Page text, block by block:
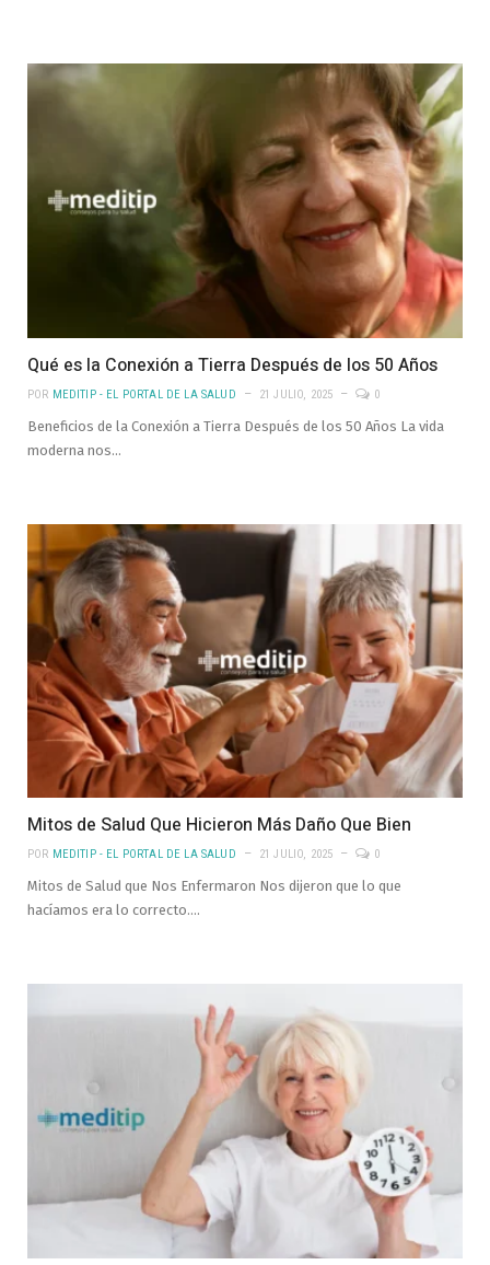
Qué es la Conexión a Tierra Después de los 50 Años
POR MEDITIP - EL PORTAL DE LA SALUD 21 JULIO, 2025 0
Beneficios de la Conexión a Tierra Después de los 50 Años La vida
moderna nos…
Mitos de Salud Que Hicieron Más Daño Que Bien
POR MEDITIP - EL PORTAL DE LA SALUD 21 JULIO, 2025 0
Mitos de Salud que Nos Enfermaron Nos dijeron que lo que
hacíamos era lo correcto.…